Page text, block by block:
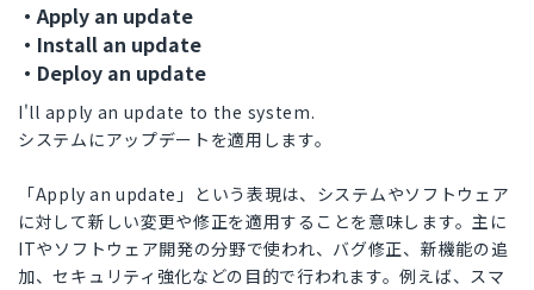
・Apply an update
・Install an update
・Deploy an update
I'll apply an update to the system.
システムにアップデートを適用します。
「Apply an update」という表現は、システムやソフトウェア
に対して新しい変更や修正を適用することを意味します。主に
ITやソフトウェア開発の分野で使われ、バグ修正、新機能の追
加、セキュリティ強化などの目的で行われます。例えば、スマ